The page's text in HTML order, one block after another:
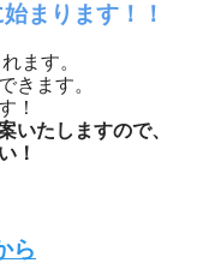
まります！！
ます。
きます。
！
いたしますので、
！
ら